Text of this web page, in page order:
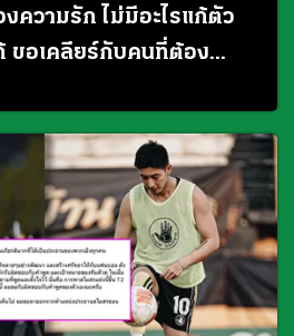
งความรัก ไม่มีอะไรแก้ตัว
ขอเคลียร์กับคนที่ต้อง